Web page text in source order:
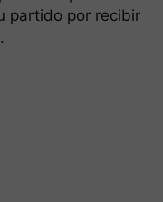
partido por recibir